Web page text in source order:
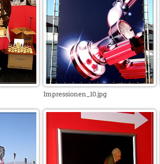
Impressionen_10.jpg